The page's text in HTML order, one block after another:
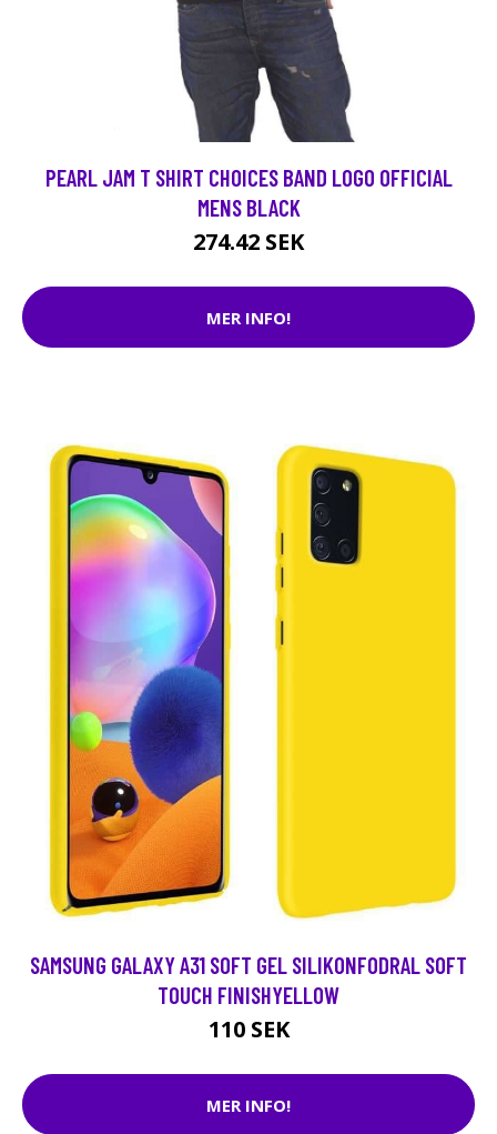
PEARL JAM T SHIRT CHOICES BAND LOGO OFFICIAL
MENS BLACK
274.42 SEK
MER INFO!
SAMSUNG GALAXY A31 SOFT GEL SILIKONFODRAL SOFT
TOUCH FINISHYELLOW
110 SEK
MER INFO!